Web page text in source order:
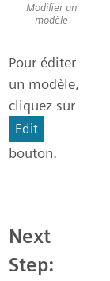
Modifier un
modèle
Pour éditer
un modèle,
cliquez sur
Edit
bouton.
Next
Step: